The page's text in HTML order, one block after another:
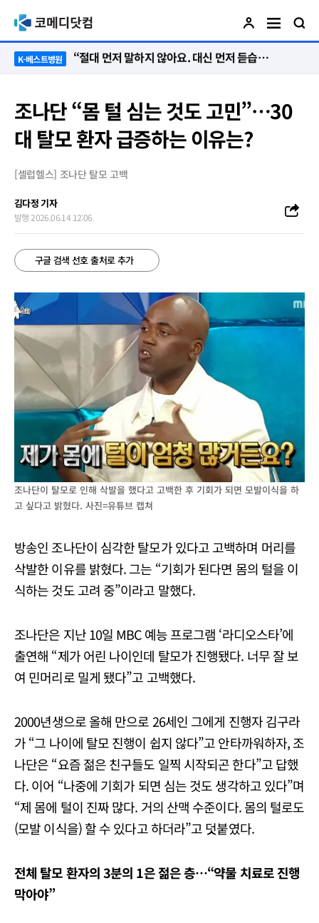
K-베스트병원 “절대 먼저 말하지 않아요. 대신 먼저 듣습니다”
조나단 “몸 털 심는 것도 고민”…30
대 탈모 환자 급증하는 이유는?
[셀럽헬스] 조나단 탈모 고백
김다정 기자
발행 2026.06.14 12:06
구글 검색 선호 출처로 추가
조나단이 탈모로 인해 삭발을 했다고 고백한 후 기회가 되면 모발이식을 하
고 싶다고 밝혔다. 사진=유튜브 캡쳐
방송인 조나단이 심각한 탈모가 있다고 고백하며 머리를
삭발한 이유를 밝혔다. 그는 “기회가 된다면 몸의 털을 이
식하는 것도 고려 중”이라고 말했다.
조나단은 지난 10일 MBC 예능 프로그램 ‘라디오스타’에
출연해 “제가 어린 나이인데 탈모가 진행됐다. 너무 잘 보
여 민머리로 밀게 됐다”고 고백했다.
2000년생으로 올해 만으로 26세인 그에게 진행자 김구라
가 “그 나이에 탈모 진행이 쉽지 않다”고 안타까워하자, 조
나단은 “요즘 젊은 친구들도 일찍 시작되곤 한다”고 답했
다. 이어 “나중에 기회가 되면 심는 것도 생각하고 있다”며
“제 몸에 털이 진짜 많다. 거의 산맥 수준이다. 몸의 털로도
(모발 이식을) 할 수 있다고 하더라”고 덧붙였다.
전체 탈모 환자의 3분의 1은 젊은 층…“약물 치료로 진행
막아야”